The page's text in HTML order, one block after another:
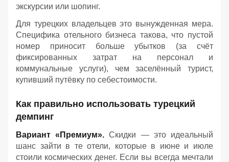
экскурсии или шопинг.
Для турецких владельцев это вынужденная мера.
Специфика отельного бизнеса такова, что пустой
номер приносит больше убытков (за счёт
фиксированных затрат на персонал и
коммунальные услуги), чем заселённый турист,
купивший путёвку по себестоимости.
Как правильно использовать турецкий
демпинг
Вариант «Премиум». Скидки — это идеальный
шанс зайти в те отели, которые в июне и июле
стоили космических денег. Если вы всегда мечтали